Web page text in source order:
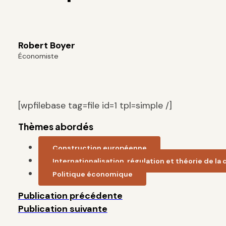
Robert Boyer
Économiste
[wpfilebase tag=file id=1 tpl=simple /]
Thèmes abordés
Construction européenne
Internationalisation, régulation et théorie de la
Politique économique
Publication précédente
Publication suivante